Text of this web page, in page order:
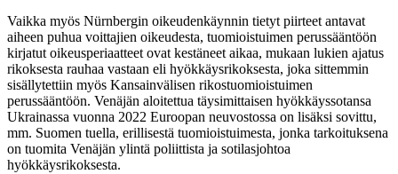
Vaikka myös Nürnbergin oikeudenkäynnin tietyt piirteet antavat
aiheen puhua voittajien oikeudesta, tuomioistuimen perussääntöön
kirjatut oikeusperiaatteet ovat kestäneet aikaa, mukaan lukien ajatus
rikoksesta rauhaa vastaan eli hyökkäysrikoksesta, joka sittemmin
sisällytettiin myös Kansainvälisen rikostuomioistuimen
perussääntöön. Venäjän aloitettua täysimittaisen hyökkäyssotansa
Ukrainassa vuonna 2022 Euroopan neuvostossa on lisäksi sovittu,
mm. Suomen tuella, erillisestä tuomioistuimesta, jonka tarkoituksena
on tuomita Venäjän ylintä poliittista ja sotilasjohtoa
hyökkäysrikoksesta.